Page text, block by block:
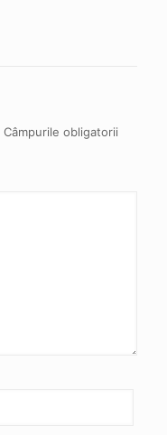
Câmpurile obligatorii